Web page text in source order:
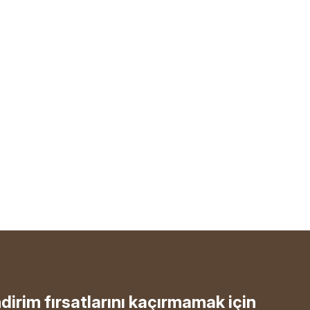
fırsatlarını kaçırmamak için